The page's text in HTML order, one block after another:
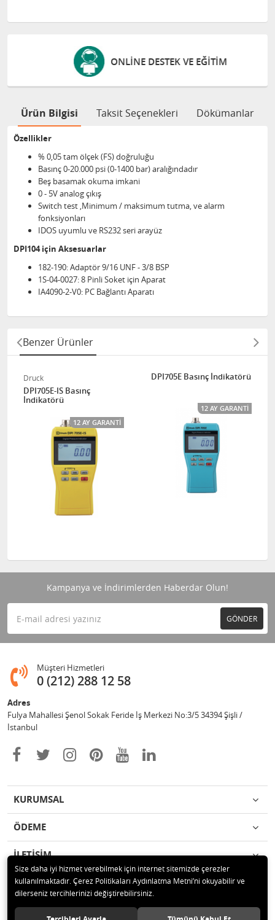
ONLINE DESTEK VE EĞITIM
Ürün Bilgisi Taksit Seçenekleri Dökümanlar
Özellikler
% 0,05 tam ölçek (FS) doğruluğu
Basınç 0-20.000 psi (0-1400 bar) aralığındadır
Beş basamak okuma imkani
0 - 5V analog çıkış
Switch test ,Minimum / maksimum tutma, ve alarm
fonksiyonları
IDOS uyumlu ve RS232 seri arayüz
DPI104 için Aksesuarlar
182-190​: Adaptör 9/16 UNF - 3/8 BSP
1S-04-0027: 8 Pinli Soket için Aparat
IA4090-2-V0: PC Bağlantı Aparatı
Benzer Ürünler
Druck
DPI705E-IS Basınç
İndikatörü
12 AY GARANTI
DPI705E Basınç İndikatörü
12 AY GARANTI
Kampanya ve İndirimlerden Haberdar Olun!
GÖNDER
Müşteri Hizmetleri
0 (212) 288 12 58
Adres
Fulya Mahallesi Şenol Sokak Feride İş Merkezi No:3/5 34394 Şişli /
İstanbul
KURUMSAL
ÖDEME
İLETİŞİM
© 2020 Enotek Mühendislik ve Danışmalık Hizm. San. ve Tic. A.Ş. Tüm
hakları saklıdır.
Size daha iyi hizmet verebilmek için internet sitemizde çerezler
kullanılmaktadır. Çerez Politikaları Aydınlatma Metni’ni okuyabilir ve
dilerseniz tercihlerinizi değiştirebilirsiniz.